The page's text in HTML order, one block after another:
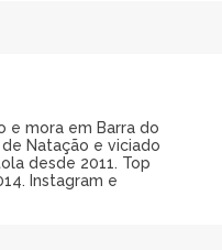
e mora em Barra do
Natação e viciado
desde 2011. Top
Instagram e